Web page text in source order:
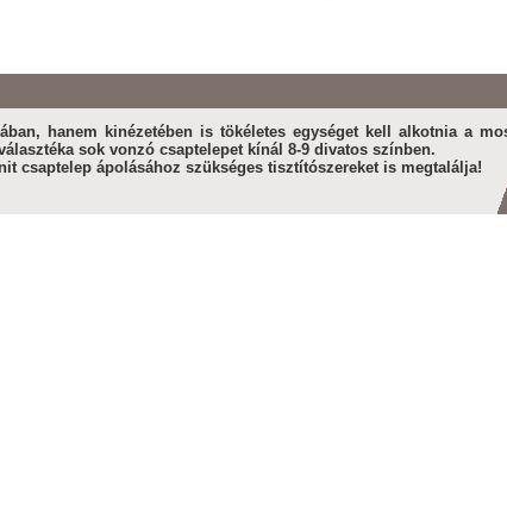
hanem kinézetében is tökéletes egységet kell alkotnia a
sok vonzó csaptelepet kínál 8-9 divatos színben.
csaptelep ápolásához szükséges tisztítószereket is megtalálja!